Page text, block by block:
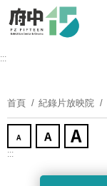
要
塊
:::
首頁 紀錄片放映院
:::